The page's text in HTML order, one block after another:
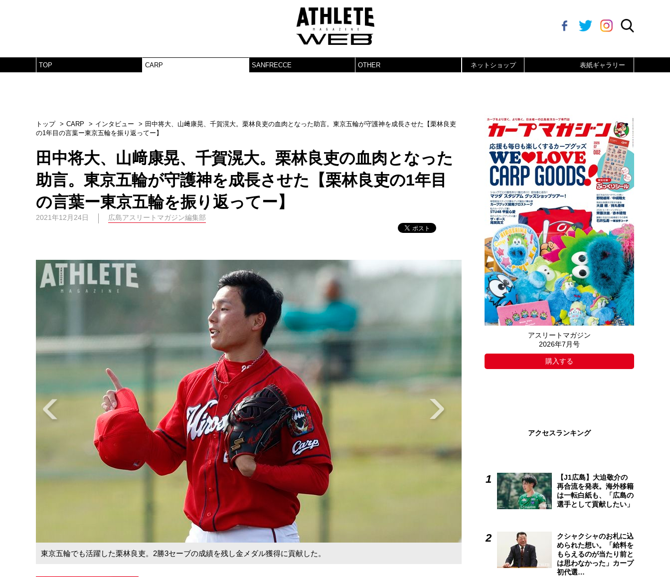
TOP CARP SANFRECCE OTHER ネットショップ 表紙ギャラリー
トップ CARP インタビュー
田中将大、山﨑康晃、千賀滉大。栗林良吏の血肉となった助言。東京五輪が守護神を成長させた【栗林良吏
の1年目の言葉ー東京五輪を振り返ってー】
田中将大、山﨑康晃、千賀滉大。栗林良吏の血肉となった
助言。東京五輪が守護神を成長させた【栗林良吏の1年目
の言葉ー東京五輪を振り返ってー】
2021年12月24日 広島アスリートマガジン編集部
東京五輪でも活躍した栗林良吏。2勝3セーブの成績を残し金メダル獲得に貢献した。
アスリートマガジン
2026年7月号
購入する
アクセスランキング
【J1広島】大迫敬介の
再合流を発表。海外移籍
は一転白紙も、「広島の
選手として貢献したい」
クシャクシャのお札に込
められた想い。「給料を
もらえるのが当たり前と
は思わなかった」カープ
初代選…